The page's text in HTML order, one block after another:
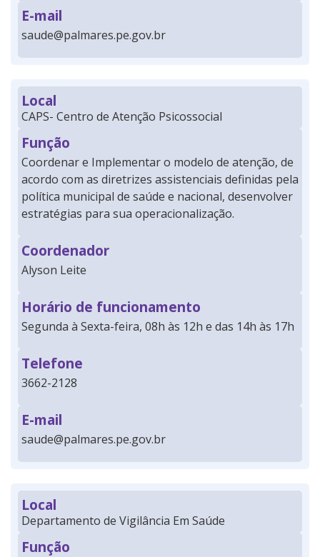
E-mail
saude@palmares.pe.gov.br
Local
CAPS- Centro de Atenção Psicossocial
Função
Coordenar e Implementar o modelo de atenção, de
acordo com as diretrizes assistenciais definidas pela
política municipal de saúde e nacional, desenvolver
estratégias para sua operacionalização.
Coordenador
Alyson Leite
Horário de funcionamento
Segunda à Sexta-feira, 08h às 12h e das 14h às 17h
Telefone
3662-2128
E-mail
saude@palmares.pe.gov.br
Local
Departamento de Vigilância Em Saúde
Função